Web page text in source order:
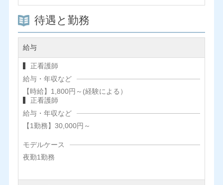
待遇と勤務
給与
正看護師
給与・年収など
【時給】1,800円～(経験による）
正看護師
給与・年収など
【1勤務】30,000円～
モデルケース
夜勤1勤務